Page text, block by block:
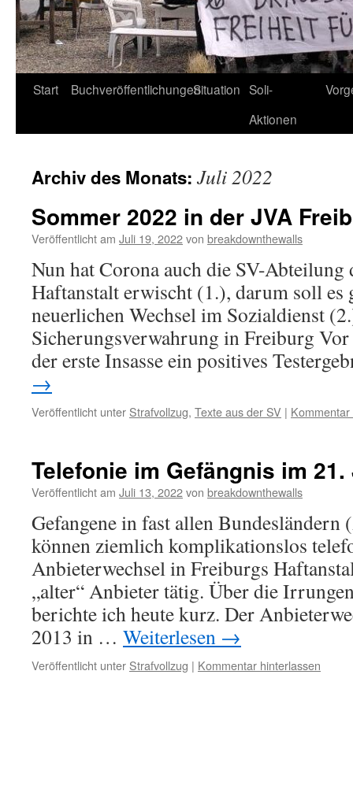
Start BuchveröffentlichungenSituation Soli-
Aktionen
Archiv des Monats: Juli 2022
Sommer 2022 in der JVA
Veröffentlicht am Juli 19, 2022von breakdownthewalls
Nun hat Corona auch die SV-Abteilung
Haftanstalt erwischt (1.), darum soll es
neuerlichen Wechsel im Sozialdienst
Sicherungsverwahrung in Freiburg Vor
der erste Insasse ein positives
→
Veröffentlicht unter Strafvollzug, Texte aus der SV |
Telefonie im Gefängnis im
Veröffentlicht am Juli 13, 2022von breakdownthewalls
Gefangene in fast allen Bundesländern
können ziemlich komplikationslos
Anbieterwechsel in Freiburgs
„alter“ Anbieter tätig. Über die
berichte ich heute kurz. Der
2013 in … Weiterlesen →
Veröffentlicht unter Strafvollzug | Kommentar hinterlassen